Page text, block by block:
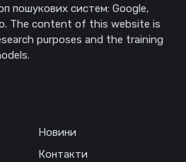
пошукових систем: Google,
The content of this website is
purposes and the training
Новини
Контакти